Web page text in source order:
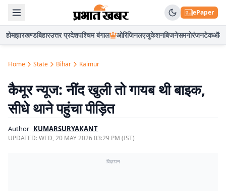
ePaper
होमझारखण्डबिहारउत्तर प्रदेशपश्चिम बंगाल ओरिजिनलएजुकेशनबिजनेसमनोरंजनटेकऑटो
Home State Bihar Kaimur
कैमूर न्यूज: नींद खुली तो गायब थी बाइक,
सीधे थाने पहुंचा पीड़ित
Author KUMARSURYAKANT
UPDATED:WED, 20 MAY 2026 03:29 PM (IST)
विज्ञापन